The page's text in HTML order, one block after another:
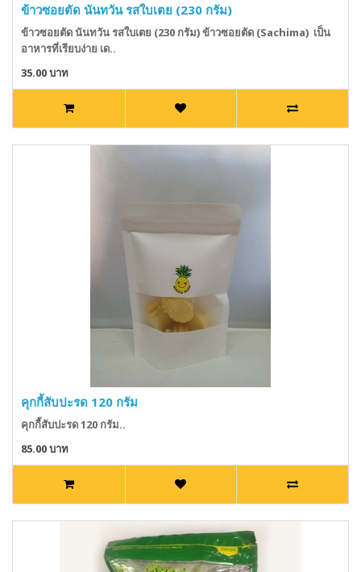
ข้าวซอยตัด นันทวัน รสใบเตย (230 กรัม)
ข้าวซอยตัด นันทวัน รสใบเตย (230 กรัม) ข้าวซอยตัด (Sachima) เป็น
อาหารที่เรียบง่าย เด..
35.00 บาท
คุกกี้สับปะรด 120 กรัม
คุกกี้สับปะรด 120 กรัม..
85.00 บาท